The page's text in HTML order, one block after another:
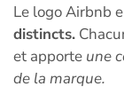
Le logo Airbnb
distincts.
et apporte une
de la marque.